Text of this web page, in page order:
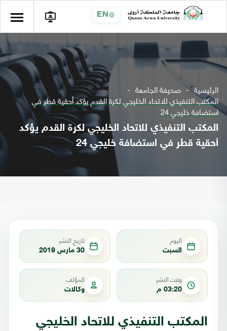
EN
الرئيسية صحيفة الجامعة
المكتب التنفيذي للاتحاد الخليجي لكرة القدم يؤكد أحقية قطر في
استضافة خليجي 24
المكتب التنفيذي للاتحاد الخليجي لكرة القدم يؤكد
أحقية قطر في استضافة خليجي 24
اليوم
السبت
تاريخ النشر
30 مارس 2019
وقت النشر
03:20 م
المؤلف
وكالات
المكتب التنفيذي للاتحاد الخليجي